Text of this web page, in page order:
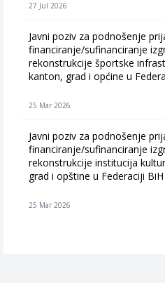
27 Jul 2026
Javni poziv za podnošenje
financiranje/sufinanciranje
rekonstrukcije športske
kanton, grad i općine u
25 Mar 2026
Javni poziv za podnošenje
financiranje/sufinanciranje
rekonstrukcije institucija
grad i opštine u Federaciji BiH
25 Mar 2026